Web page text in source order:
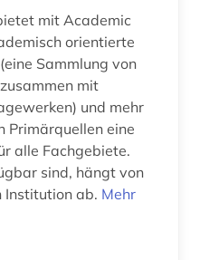
deutsch-deutsche grenze (2)
deutsche kolonialgesellschaft (1)
deutscher alpenverein (1)
mit Academic
orientierte
Sammlung von
mit
und mehr
Primärquellen eine
alle Fachgebiete.
sind, hängt von
Institution ab. Mehr